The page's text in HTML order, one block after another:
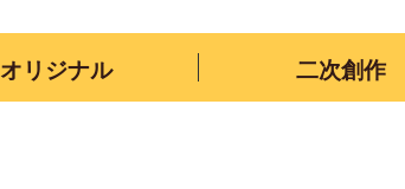
オリジナル 二次創作